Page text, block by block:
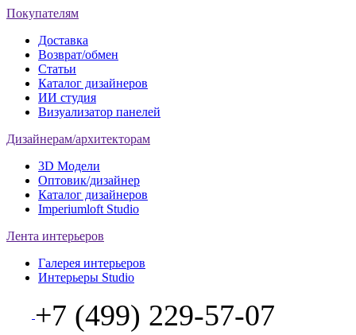
Покупателям
Доставка
Возврат/обмен
Статьи
Каталог дизайнеров
ИИ студия
Визуализатор панелей
Дизайнерам/архитекторам
3D Модели
Оптовик/дизайнер
Каталог дизайнеров
Imperiumloft Studio
Лента интерьеров
Галерея интерьеров
Интерьеры Studio
+7 (499) 229-57-07